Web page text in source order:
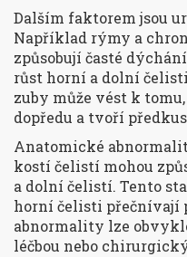
Dalším faktorem jsou
Například rýmy a
způsobují časté
růst horní a dolní
zuby může vést k
dopředu a tvoří
Anatomické
kostí čelistí mohou
a dolní čelistí. Tento
horní čelisti přečnívají
abnormality lze
léčbou nebo